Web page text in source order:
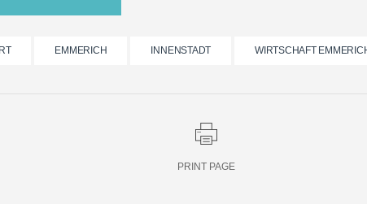
EMMERICH INNENSTADT WIRTSCHAFT
PRINT PAGE